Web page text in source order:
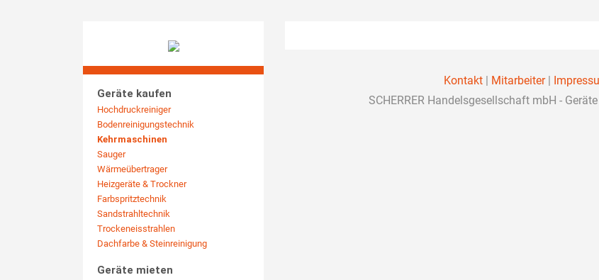
Geräte kaufen
Hochdruckreiniger
Bodenreinigungstechnik
Kehrmaschinen
Sauger
Wärmeübertrager
Heizgeräte & Trockner
Farbspritztechnik
Sandstrahltechnik
Trockeneisstrahlen
Dachfarbe & Steinreinigung
Geräte mieten
Kontakt| Mitarbeiter|
SCHERRER Handelsgesellschaft mbH -